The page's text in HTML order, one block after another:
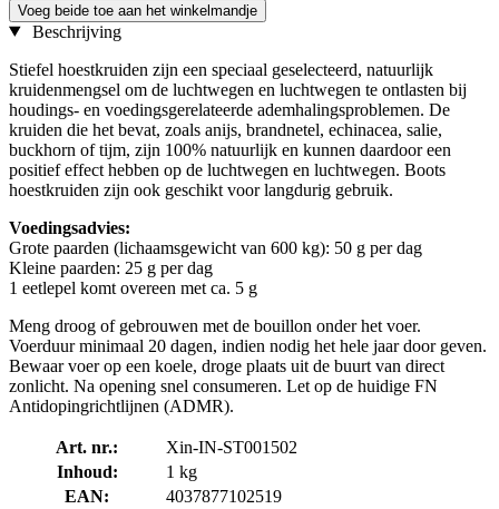
Voeg beide toe aan het winkelmandje
Beschrijving
Stiefel hoestkruiden zijn een speciaal geselecteerd, natuurlijk
kruidenmengsel om de luchtwegen en luchtwegen te ontlasten bij
houdings- en voedingsgerelateerde ademhalingsproblemen. De
kruiden die het bevat, zoals anijs, brandnetel, echinacea, salie,
buckhorn of tijm, zijn 100% natuurlijk en kunnen daardoor een
positief effect hebben op de luchtwegen en luchtwegen. Boots
hoestkruiden zijn ook geschikt voor langdurig gebruik.
Voedingsadvies:
Grote paarden (lichaamsgewicht van 600 kg): 50 g per dag
Kleine paarden: 25 g per dag
1 eetlepel komt overeen met ca. 5 g
Meng droog of gebrouwen met de bouillon onder het voer.
Voerduur minimaal 20 dagen, indien nodig het hele jaar door geven.
Bewaar voer op een koele, droge plaats uit de buurt van direct
zonlicht. Na opening snel consumeren. Let op de huidige FN
Antidopingrichtlijnen (ADMR).
Art. nr.:
Xin-IN-ST001502
Inhoud:
1 kg
EAN:
4037877102519